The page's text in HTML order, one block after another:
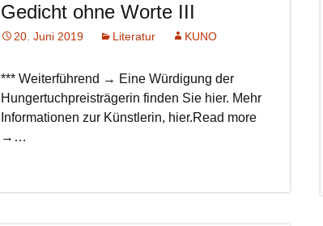
Gedicht ohne Worte III
20. Juni 2019 Literatur KUNO
*** Weiterführend → Eine Würdigung der
Hungertuchpreisträgerin finden Sie hier. Mehr
Informationen zur Künstlerin, hier.Read more
→…